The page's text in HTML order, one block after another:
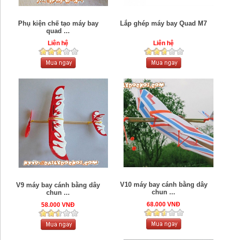
Phụ kiện chế tạo máy bay
quad ...
Liên hệ
Lắp ghép máy bay Quad M7
Liên hệ
V9 máy bay cánh bằng dây
chun ...
58.000 VNĐ
V10 máy bay cánh bằng dây
chun ...
68.000 VNĐ